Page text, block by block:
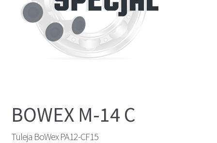
BOWEX M-14 C
Tuleja BoWex PA12-CF15